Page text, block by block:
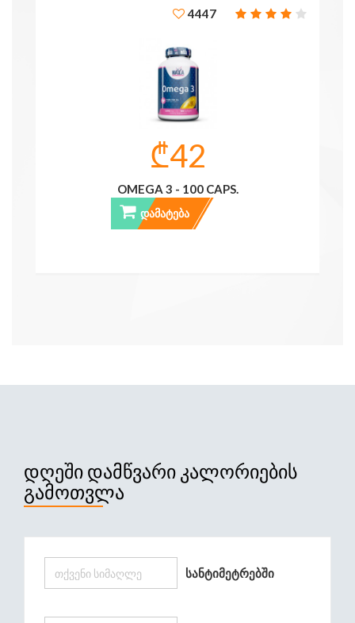
4447
₾42
OMEGA 3 - 100 CAPS.
ᲓᲐᲛᲐᲢᲔᲑᲐ
ᲓᲦᲔᲨᲘ ᲓᲐᲛᲬᲕᲐᲠᲘ ᲙᲐᲚᲝᲠᲘᲔᲑᲘᲡ
ᲒᲐᲛᲝᲗᲕᲚᲐ
Სანტიმეტრებში